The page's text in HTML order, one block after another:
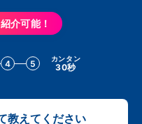
介可能！
4 5 カンタン
30秒
教えてください